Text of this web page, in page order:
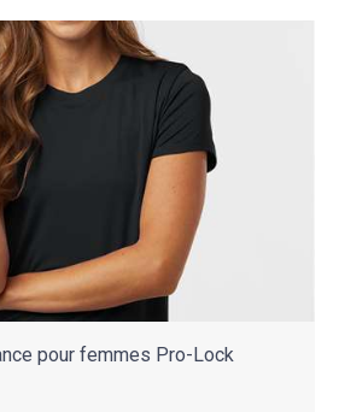
pour femmes Pro-Lock